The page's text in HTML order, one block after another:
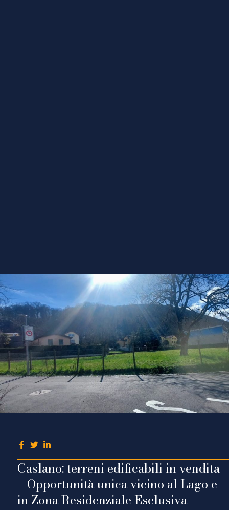
Caslano: terreni edificabili in vendita
– Opportunità unica vicino al Lago e
in Zona Residenziale Esclusiva